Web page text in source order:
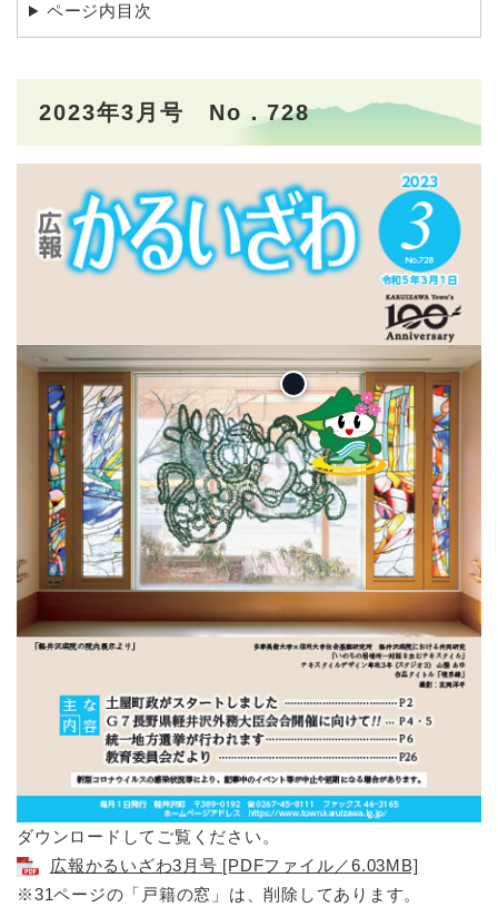
ページ内目次
2023年3月号 No．728
ダウンロードしてご覧ください。
広報かるいざわ3月号 [PDFファイル／6.03MB]
※31ページの「戸籍の窓」は、削除してあります。